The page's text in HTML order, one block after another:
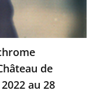
de
au 28